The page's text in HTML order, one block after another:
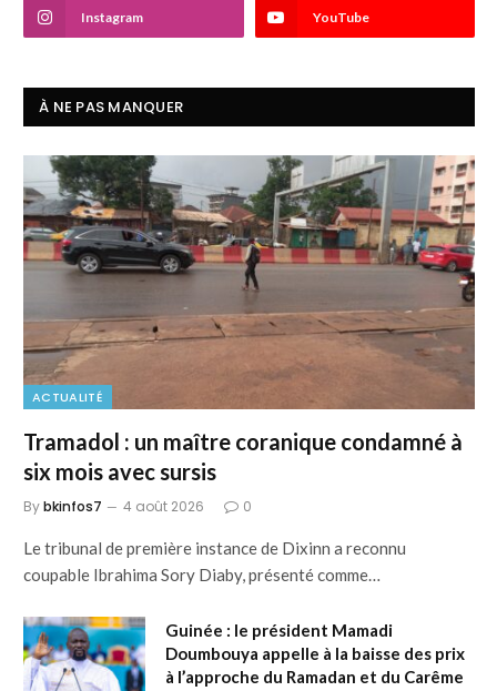
Instagram YouTube
À NE PAS MANQUER
ACTUALITÉ
Tramadol : un maître coranique condamné à
six mois avec sursis
Bybkinfos7 4 août 2026 0
Le tribunal de première instance de Dixinn a reconnu
coupable Ibrahima Sory Diaby, présenté comme…
Guinée : le président Mamadi
Doumbouya appelle à la baisse des prix
à l’approche du Ramadan et du Carême